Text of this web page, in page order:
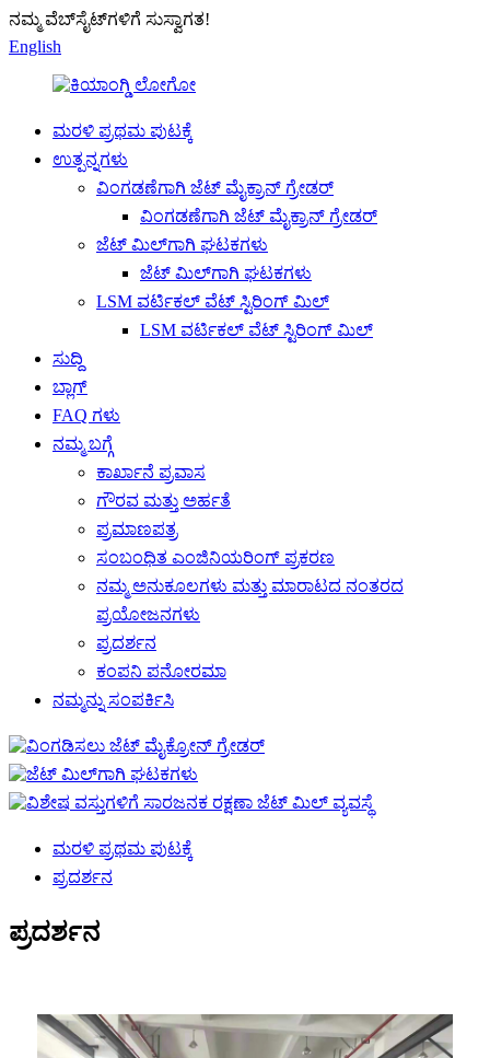
ನಮ್ಮ ವೆಬ್‌ಸೈಟ್‌ಗಳಿಗೆ ಸುಸ್ವಾಗತ!
English
ಮರಳಿ ಪ್ರಥಮ ಪುಟಕ್ಕೆ
ಉತ್ಪನ್ನಗಳು
ವಿಂಗಡಣೆಗಾಗಿ ಜೆಟ್ ಮೈಕ್ರಾನ್ ಗ್ರೇಡರ್
ವಿಂಗಡಣೆಗಾಗಿ ಜೆಟ್ ಮೈಕ್ರಾನ್ ಗ್ರೇಡರ್
ಜೆಟ್ ಮಿಲ್‌ಗಾಗಿ ಘಟಕಗಳು
ಜೆಟ್ ಮಿಲ್‌ಗಾಗಿ ಘಟಕಗಳು
LSM ವರ್ಟಿಕಲ್ ವೆಟ್ ಸ್ಟಿರಿಂಗ್ ಮಿಲ್
LSM ವರ್ಟಿಕಲ್ ವೆಟ್ ಸ್ಟಿರಿಂಗ್ ಮಿಲ್
ಸುದ್ದಿ
ಬ್ಲಾಗ್
FAQ ಗಳು
ನಮ್ಮ ಬಗ್ಗೆ
ಕಾರ್ಖಾನೆ ಪ್ರವಾಸ
ಗೌರವ ಮತ್ತು ಅರ್ಹತೆ
ಪ್ರಮಾಣಪತ್ರ
ಸಂಬಂಧಿತ ಎಂಜಿನಿಯರಿಂಗ್ ಪ್ರಕರಣ
ನಮ್ಮ ಅನುಕೂಲಗಳು ಮತ್ತು ಮಾರಾಟದ ನಂತರದ
ಪ್ರಯೋಜನಗಳು
ಪ್ರದರ್ಶನ
ಕಂಪನಿ ಪನೋರಮಾ
ನಮ್ಮನ್ನು ಸಂಪರ್ಕಿಸಿ
ಮರಳಿ ಪ್ರಥಮ ಪುಟಕ್ಕೆ
ಪ್ರದರ್ಶನ
ಪ್ರದರ್ಶನ